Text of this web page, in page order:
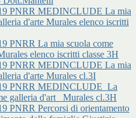
PNRR MEDINCLUDE La mia
d'arte Murales elenco iscritti
PNRR La mia scuola come
elenco iscritti classe 3H
PNRR MEDINCLUDE La mia
d'arte Murales cl.3I
PNRR MEDINCLUDE_La
galleria d'art _Murales cl.3H
PNRR Percorsi di orientamento